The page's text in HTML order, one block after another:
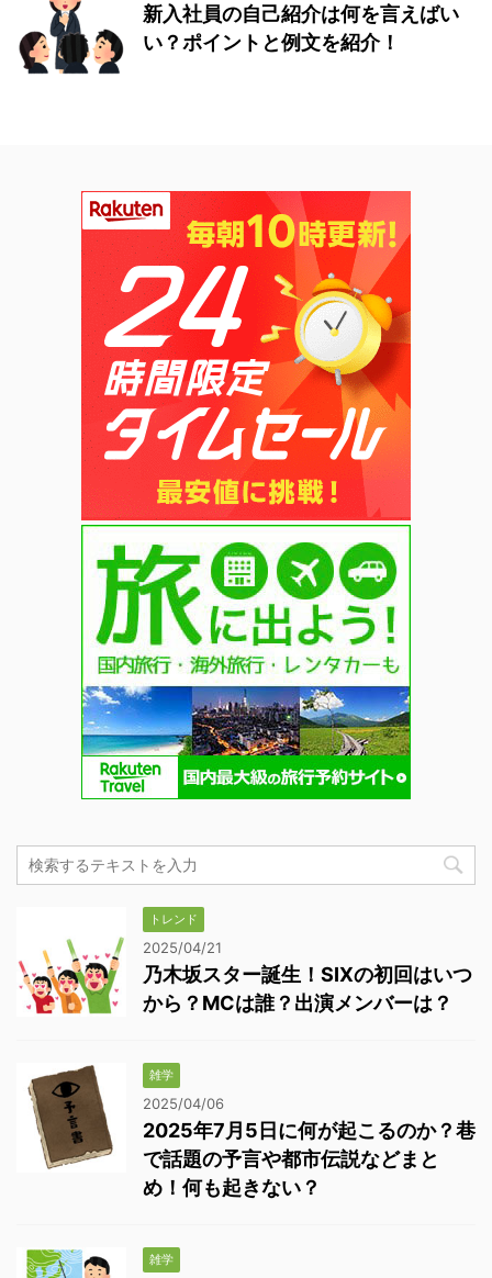
新入社員の自己紹介は何を言えばい
い？ポイントと例文を紹介！
トレンド
2025/04/21
乃木坂スター誕生！SIXの初回はいつ
から？MCは誰？出演メンバーは？
雑学
2025/04/06
2025年7月5日に何が起こるのか？巷
で話題の予言や都市伝説などまと
め！何も起きない？
雑学